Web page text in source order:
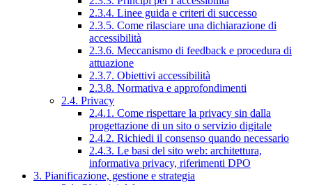
2.3.4. Linee guida e criteri di successo
2.3.5. Come rilasciare una dichiarazione di
accessibilità
2.3.6. Meccanismo di feedback e procedura di
attuazione
2.3.7. Obiettivi accessibilità
2.3.8. Normativa e approfondimenti
2.4. Privacy
2.4.1. Come rispettare la privacy sin dalla
progettazione di un sito o servizio digitale
2.4.2. Richiedi il consenso quando necessario
2.4.3. Le basi del sito web: architettura,
informativa privacy, riferimenti DPO
3. Pianificazione, gestione e strategia